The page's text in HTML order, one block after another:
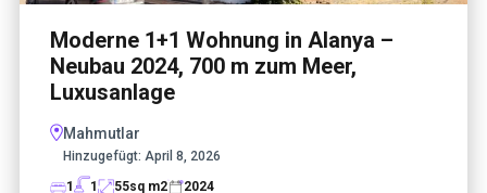
Moderne 1+1 Wohnung in Alanya –
Neubau 2024, 700 m zum Meer,
Luxusanlage
Mahmutlar
Hinzugefügt: April 8, 2026
1
1 55sq m2 2024